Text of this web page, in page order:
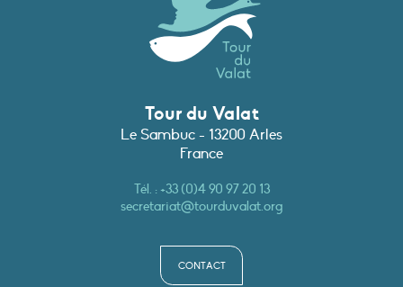
Tour du Valat
Le Sambuc - 13200 Arles
France
Tél. :+33 (0)4 90 97 20 13
secretariat@tourduvalat.org
CONTACT